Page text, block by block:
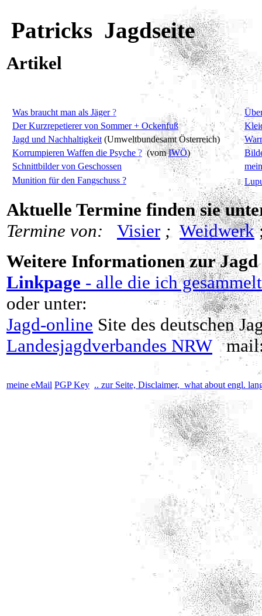
Patricks Jagdseite
Artikel
Was braucht man als Jäger?
Der Kurzrepetierer von Sommer + Ockenfuß
Jagd und Nachhaltigkeit (Umweltbundesamt Österreich)
Korrumpieren Waffen die Psyche ? (vomIWÖ)
Schnittbilder von Geschossen
Munition für den Fangschuss ?
Aktuelle Termine finden sie
Termine von: Visier ; Weidwerk
Weitere Informationen zur
Linkpage - alle die ich
oder unter:
Jagd-online Site des deutschen
Landesjagdverbandes NRW
meine eMail PGP Key .. zur Seite, Disclaimer, what about engl.